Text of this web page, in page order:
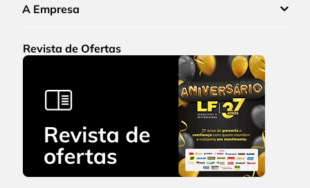
A Empresa
Revista de Ofertas